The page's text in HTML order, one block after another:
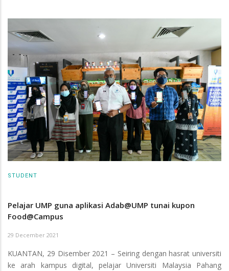
STUDENT
Pelajar UMP guna aplikasi Adab@UMP tunai kupon
Food@Campus
29 December 2021
KUANTAN, 29 Disember 2021 – Seiring dengan hasrat universiti
ke arah kampus digital, pelajar Universiti Malaysia Pahang